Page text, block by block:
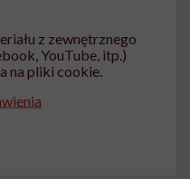
z zewnętrznego
YouTube, itp.)
na pliki cookie.